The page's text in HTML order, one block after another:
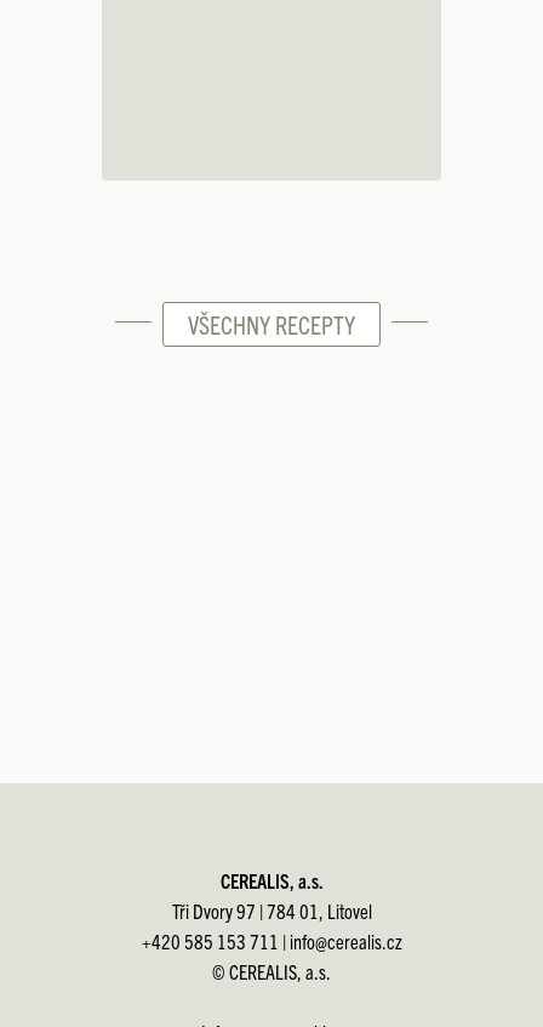
VŠECHNY RECEPTY
CEREALIS, a.s.
Tři Dvory 97 | 784 01, Litovel
+420 585 153 711 | info@cerealis.cz
© CEREALIS, a.s.